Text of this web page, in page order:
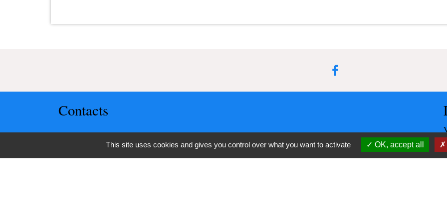
Contacts
Commune d'Upie
1, rue de la Mairie
26120 Upie - FRANCE
This site uses cookies and gives you control over what you want to activate OK, accept all